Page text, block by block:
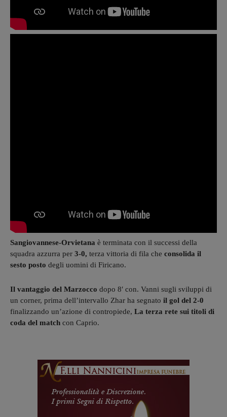
Sangiovannese-Orvietana è terminata con il successi della
squadra azzurra per 3-0, terza vittoria di fila che consolida il
sesto posto degli uomini di Firicano.
Il vantaggio del Marzocco dopo 8′ con. Vanni sugli sviluppi di
un corner, prima dell’intervallo Zhar ha segnato il gol del 2-0
finalizzando un’azione di contropiede, La terza rete sui titoli di
coda del match con Caprio.